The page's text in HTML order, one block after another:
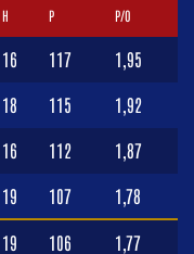
H P P/O
16 117 1,95
18 115 1,92
16 112 1,87
19 107 1,78
19 106 1,77